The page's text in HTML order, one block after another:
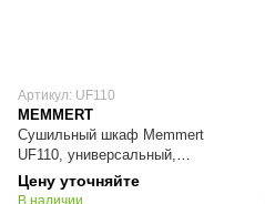
Артикул: UF110
MEMMERT
Сушильный шкаф Memmert
UF110, универсальный,
SingleDISPLAY, 108 л
Цену уточняйте
В наличии